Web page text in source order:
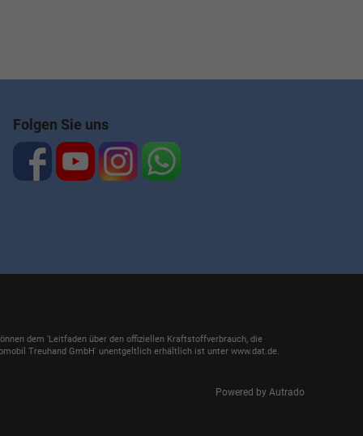
Folgen Sie uns
dem 'Leitfaden über den offiziellen Kraftstoffverbrauch, die
Treuhand GmbH' unentgeltlich erhältlich ist unter www.dat.de.
Powered by Autrado